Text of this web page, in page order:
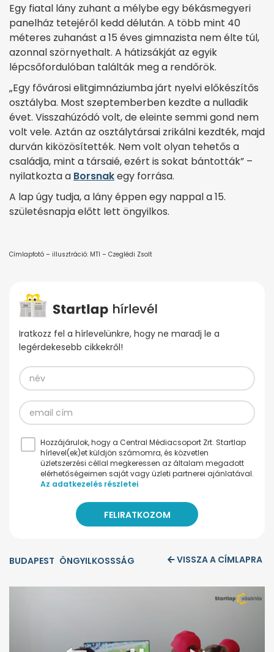
Egy fiatal lány zuhant a mélybe egy békásmegyeri
panelház tetejéről kedd délután. A több mint 40
méteres zuhanást a 15 éves gimnazista nem élte túl,
azonnal szörnyethalt. A hátizsákját az egyik
lépcsőfordulóban találták meg a rendőrök.
„Egy fővárosi elitgimnáziumba járt nyelvi előkészítős
osztályba. Most szeptemberben kezdte a nulladik
évet. Visszahúzódó volt, de eleinte semmi gond nem
volt vele. Aztán az osztálytársai zrikálni kezdték, majd
durván kiközösítették. Nem volt olyan tehetős a
családja, mint a társaié, ezért is sokat bántották” –
nyilatkozta a Borsnakegy forrása.
A lap úgy tudja, a lány éppen egy nappal a 15.
születésnapja előtt lett öngyilkos.
Címlapfotó – illusztráció: MTI – Czeglédi Zsolt
Iratkozz fel a hírlevelünkre, hogy ne maradj le a
legérdekesebb cikkekről!
Hozzájárulok, hogy a Central Médiacsoport Zrt. Startlap
hírlevel(ek)et küldjön számomra, és közvetlen
üzletszerzési céllal megkeressen az általam megadott
elérhetőségeimen saját vagy üzleti partnerei ajánlatával.
Az adatkezelés részletei
BUDAPEST ÖNGYILKOSSSÁG VISSZA A CÍMLAPRA